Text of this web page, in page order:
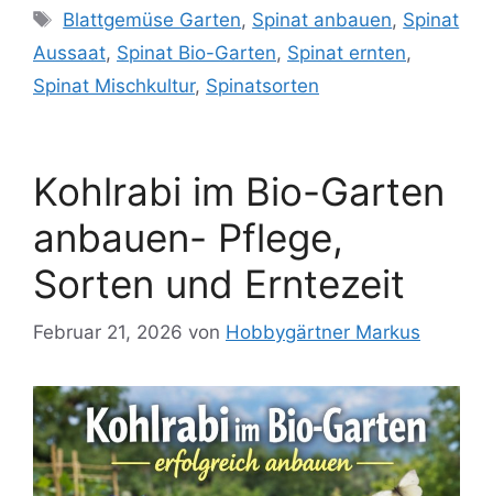
Schlagwörter
Blattgemüse Garten, Spinat anbauen, Spinat
Aussaat, Spinat Bio-Garten, Spinat ernten,
Spinat Mischkultur, Spinatsorten
Kohlrabi im Bio-Garten
anbauen- Pflege,
Sorten und Erntezeit
Februar 21, 2026 von Hobbygärtner Markus